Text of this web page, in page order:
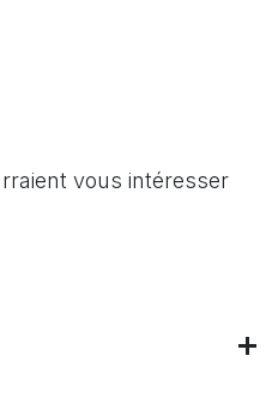
vous intéresser